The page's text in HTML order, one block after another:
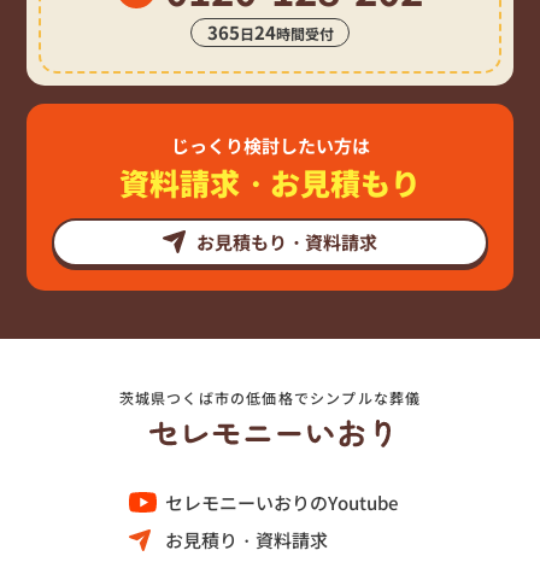
365日24時間受付
じっくり検討したい方は
資料請求・お見積もり
お見積もり・資料請求
茨城県つくば市の低価格でシンプルな葬儀
セレモニーいおりのYoutube
お見積り・資料請求